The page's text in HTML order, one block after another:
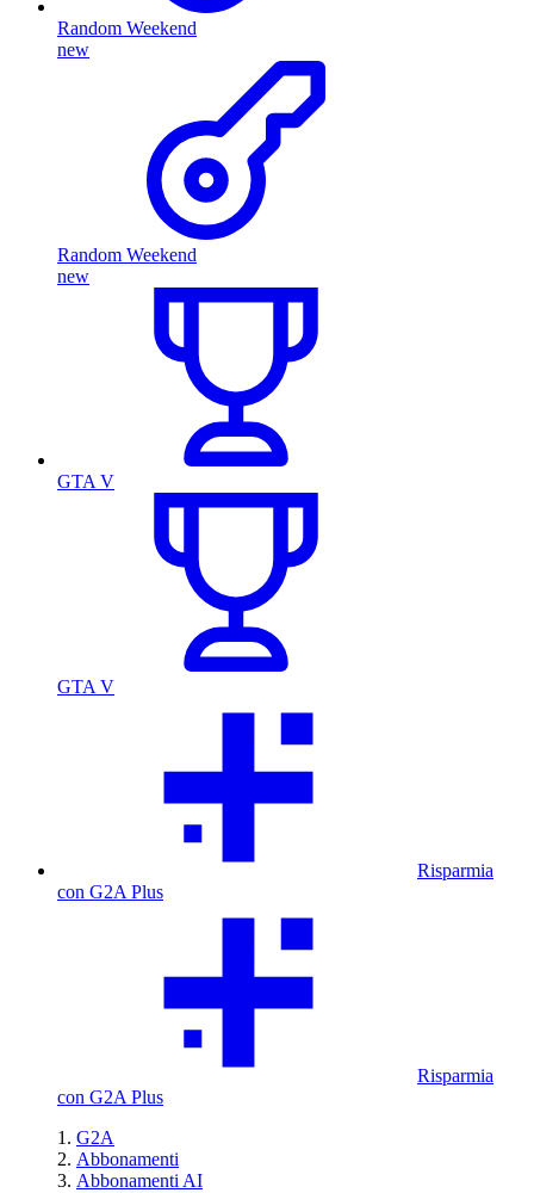
Random Weekend
new
Random Weekend
new
GTA V
GTA V
Risparmia
con G2A Plus
Risparmia
con G2A Plus
G2A
Abbonamenti
Abbonamenti AI